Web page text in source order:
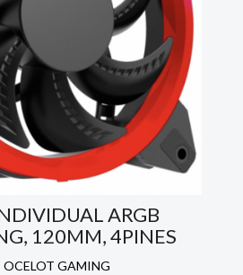
ARGB
120MM, 4PINES
OCELOT GAMING